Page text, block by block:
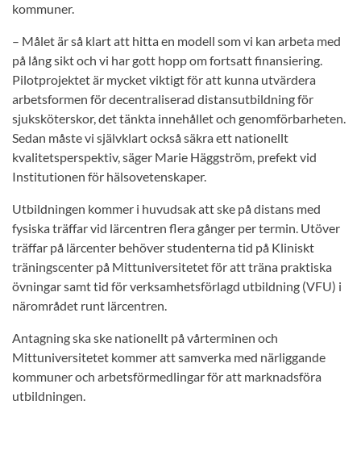
kommuner.
– Målet är så klart att hitta en modell som vi kan arbeta med
på lång sikt och vi har gott hopp om fortsatt finansiering.
Pilotprojektet är mycket viktigt för att kunna utvärdera
arbetsformen för decentraliserad distansutbildning för
sjuksköterskor, det tänkta innehållet och genomförbarheten.
Sedan måste vi självklart också säkra ett nationellt
kvalitetsperspektiv, säger Marie Häggström, prefekt vid
Institutionen för hälsovetenskaper.
Utbildningen kommer i huvudsak att ske på distans med
fysiska träffar vid lärcentren flera gånger per termin. Utöver
träffar på lärcenter behöver studenterna tid på Kliniskt
träningscenter på Mittuniversitetet för att träna praktiska
övningar samt tid för verksamhetsförlagd utbildning (VFU) i
närområdet runt lärcentren.
Antagning ska ske nationellt på vårterminen och
Mittuniversitetet kommer att samverka med närliggande
kommuner och arbetsförmedlingar för att marknadsföra
utbildningen.